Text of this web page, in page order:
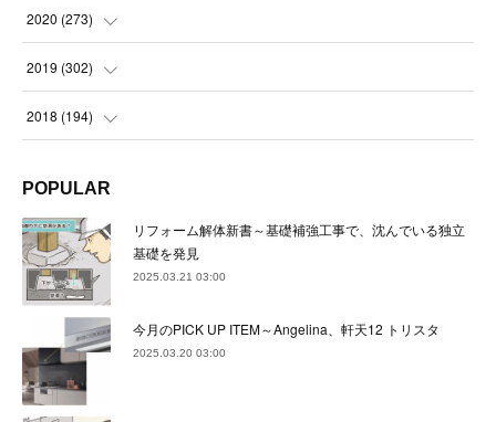
(22
(24)
22)
(22)
(22)
(25
(23
(21
(23 )
(24
(21
(24)
(21
(23
(22
(23
(22 )
(23
(23
(22)
(24
(24
(23
(22
(23)
(23
(22)
(23
2020 (273)
(24
(22
(22)
(24
(24)
(23
2019 (302)
(23
(22)
(21)
(27)
(22
2018 (194)
(17)
(32)
(36)
(30
POPULAR
リフォーム解体新書～基礎補強工事で、沈んでいる独立
基礎を発見
2025.03.21 03:00
今月のPICK UP ITEM～Angelina、軒天12 トリスタ
2025.03.20 03:00